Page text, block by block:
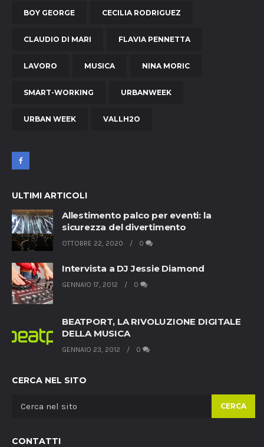
BOY GEORGE CECILIA RODRIGUEZ
CLAUDIO DI MARI FLAVIA PENNETTA
LAVORO MUSICA NINA MORIC
SMART-WORKING URBANWEEK
URBAN WEEK VALLH2O
ULTIMI ARTICOLI
Allestimento palco per eventi: la
sicurezza del divertimento
OTTOBRE 22, 2020 0
Intervista a DJ Jessie Diamond
GENNAIO 17, 2012 0
BEATPORT, LA RIVOLUZIONE DIGITALE
DELLA MUSICA
GENNAIO 23, 2012 0
CERCA NEL SITO
CERCA
CONTATTI